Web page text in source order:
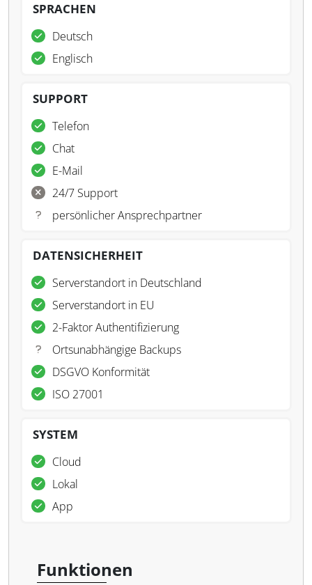
SPRACHEN
Deutsch
Englisch
SUPPORT
Telefon
Chat
E-Mail
24/7 Support
persönlicher Ansprechpartner
DATENSICHERHEIT
Serverstandort in Deutschland
Serverstandort in EU
2-Faktor Authentifizierung
Ortsunabhängige Backups
DSGVO Konformität
ISO 27001
SYSTEM
Cloud
Lokal
App
Funktionen